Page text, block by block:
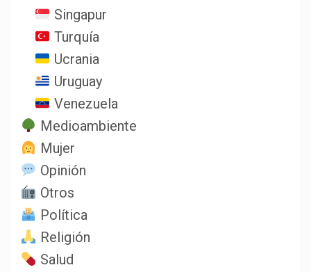
Singapur
Turquía
Ucrania
Uruguay
Venezuela
Medioambiente
Mujer
Opinión
Otros
Política
Religión
Salud